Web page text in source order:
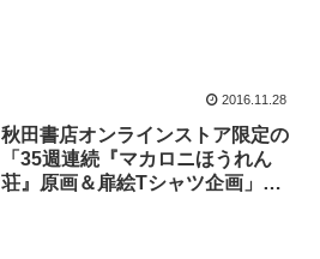
2016.11.28
秋田書店オンラインストア限定の
「35週連続『マカロニほうれん
荘』原画＆扉絵Tシャツ企画」よ